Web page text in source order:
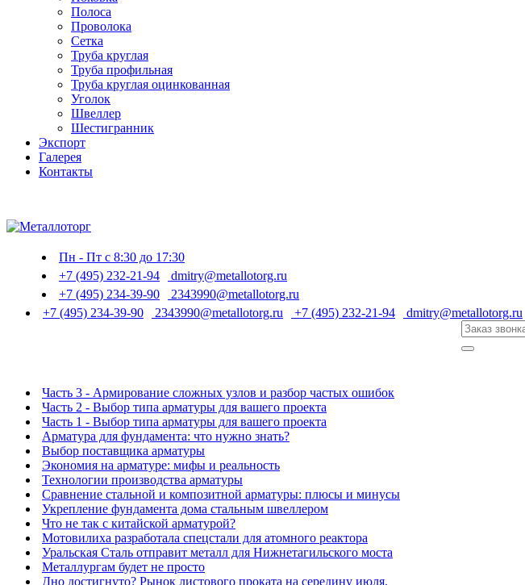
Полоса
Проволока
Сетка
Труба круглая
Труба профильная
Труба круглая оцинкованная
Уголок
Швеллер
Шестигранник
Экспорт
Галерея
Контакты
Пн - Пт с 8:30 до 17:30
+7 (495) 232-21-94
dmitry@metallotorg.ru
+7 (495) 234-39-90
2343990@metallotorg.ru
+7 (495) 234-39-90
2343990@metallotorg.ru +7 (495) 232-21-94 dmitry@metallotorg.ru
Часть 3 - Армирование сложных узлов и разбор частых ошибок
Часть 2 - Выбор типа арматуры для вашего проекта
Часть 1 - Выбор типа арматуры для вашего проекта
Арматура для фундамента: что нужно знать?
Выбор поставщика арматуры
Экономия на арматуре: мифы и реальность
Технологии производства арматуры
Сравнение стальной и композитной арматуры: плюсы и минусы
Укрепление фундамента дома стальным швеллером
Что не так с китайской арматурой?
Мотовилиха разработала спецстали для атомного реактора
Уральская Сталь отправит металл для Нижнетагильского моста
Металлургам будет не просто
Дно достигнуто? Рынок листового проката на середину июля.